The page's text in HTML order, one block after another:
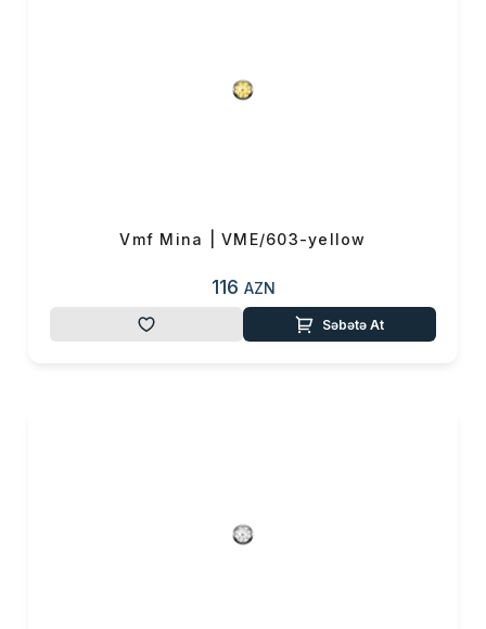
Vmf Mina | VME/603-yellow
116 AZN
Səbətə At